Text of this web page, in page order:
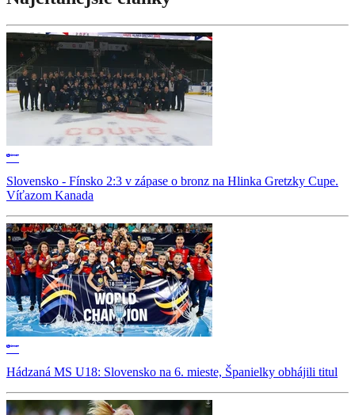
Slovensko - Fínsko 2:3 v zápase o bronz na Hlinka Gretzky Cupe.
Víťazom Kanada
Hádzaná MS U18: Slovensko na 6. mieste, Španielky obhájili titul